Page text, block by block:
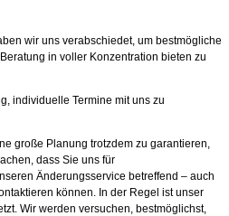
wir uns verabschiedet, um bestmögliche
in voller Konzentration bieten zu
individuelle Termine mit uns zu
große Planung trotzdem zu garantieren,
dass Sie uns für
Änderungsservice betreffend – auch
können. In der Regel ist unser
Wir werden versuchen, bestmöglichst,